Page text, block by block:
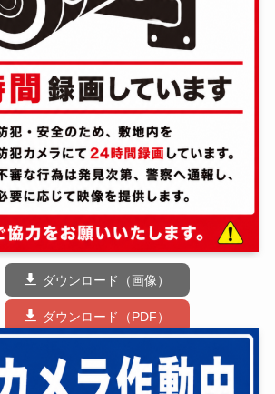
ダウンロード（画像）
ダウンロード（PDF）